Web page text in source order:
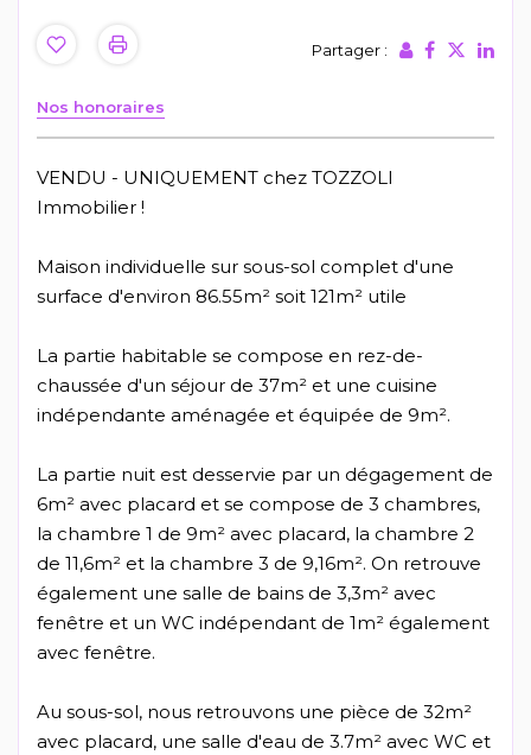
Partager :
Nos honoraires
VENDU - UNIQUEMENT chez TOZZOLI
Immobilier !
Maison individuelle sur sous-sol complet d'une
surface d'environ 86.55m² soit 121m² utile
La partie habitable se compose en rez-de-
chaussée d'un séjour de 37m² et une cuisine
indépendante aménagée et équipée de 9m².
La partie nuit est desservie par un dégagement de
6m² avec placard et se compose de 3 chambres,
la chambre 1 de 9m² avec placard, la chambre 2
de 11,6m² et la chambre 3 de 9,16m². On retrouve
également une salle de bains de 3,3m² avec
fenêtre et un WC indépendant de 1m² également
avec fenêtre.
Au sous-sol, nous retrouvons une pièce de 32m²
avec placard, une salle d'eau de 3.7m² avec WC et